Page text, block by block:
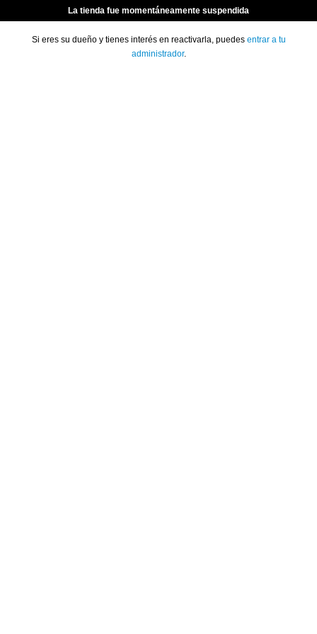
La tienda fue momentáneamente suspendida
Si eres su dueño y tienes interés en reactivarla, puedes entrar a tu
administrador.